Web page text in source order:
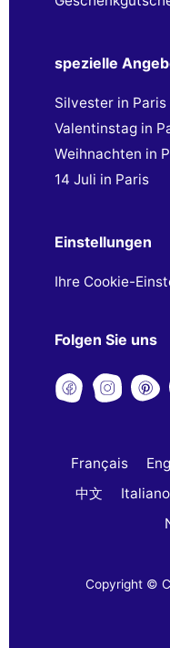
spezielle
Silvester in Paris
Valentinstag in
Weihnachten in
14 Juli in Paris
Einstellungen
Ihre Cookie-
Folgen Sie uns
Français
中文
Italiano
Copyright ©